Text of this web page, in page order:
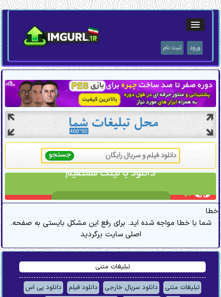
ورود ثبت نام
خطا
.شما با خطا مواجه شده اید. برای رفع این مشکل بایستی به صفحه
اصلی سایت برگردید
تبلیغات متنی
تبلیغات متنی دانلود سریال خارجی دانلود فیلم
دانلود پی اس